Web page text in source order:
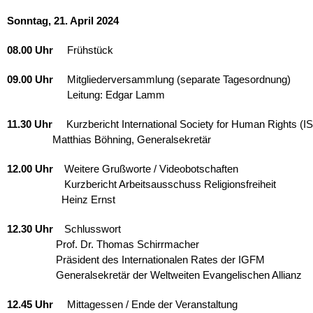
Sonntag, 21. April 2024
08.00 Uhr Frühstück
09.00 Uhr Mitgliederversammlung (separate Tagesordnung)
Leitung: Edgar Lamm
11.30 Uhr Kurzbericht International Society for Human Rights
Matthias Böhning, Generalsekretär
12.00 Uhr Weitere Grußworte / Videobotschaften
Kurzbericht Arbeitsausschuss Religionsfreiheit
Heinz Ernst
12.30 Uhr Schlusswort
Prof. Dr. Thomas Schirrmacher
Präsident des Internationalen Rates der IGFM
Generalsekretär der Weltweiten Evangelischen Allianz
12.45 Uhr Mittagessen / Ende der Veranstaltung